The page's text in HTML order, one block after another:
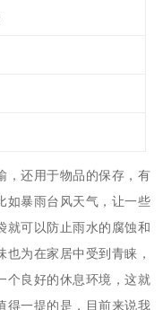
，还用于物品的保存，有
如暴雨台风天气，让一些
就可以防止雨水的腐蚀和
为在家居中受到青睐，
个良好的休息环境，这就
得一提的是，目前来说我